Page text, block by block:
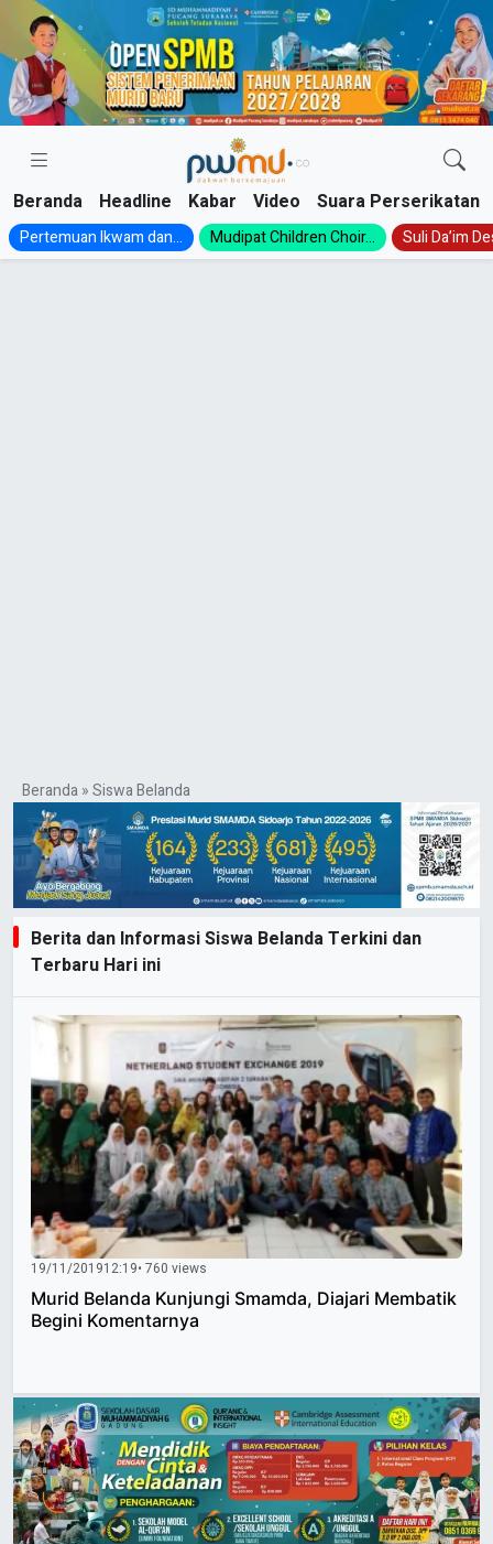
Skip
content
Beranda Headline Kabar Video Suara Perserikatan
Pertemuan Ikwam dan... Mudipat Children Choir... Suli Da’im
Beranda»Siswa Belanda
Berita dan Informasi Siswa Belanda Terkini dan
Terbaru Hari ini
19/11/201912:19• 760 views
Murid Belanda Kunjungi Smamda, Diajari Membatik
Begini Komentarnya